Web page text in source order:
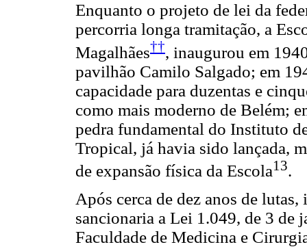
Enquanto o projeto de lei da
percorria longa tramitação, a
Magalhães††, inaugurou em
pavilhão Camilo Salgado; em
capacidade para duzentas e
como mais moderno de Belém;
pedra fundamental do Instituto
Tropical, já havia sido lançada,
de expansão física da Escola13.
Após cerca de dez anos de
sancionaria a Lei 1.049, de 3 de
Faculdade de Medicina e